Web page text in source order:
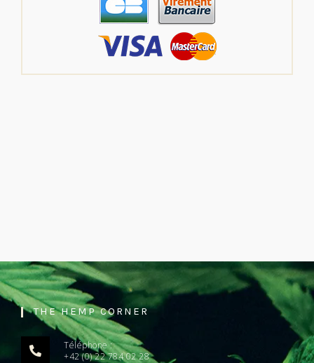
THE HEMP CORNER
Téléphone :
+42 (0) 22 784 02 28